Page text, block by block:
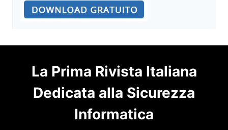
La Prima Rivista Italiana
Dedicata alla Sicurezza
Informatica